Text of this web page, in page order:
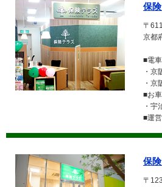
保
〒
京都
■電
・
・
■お
・宇
■運
保
〒